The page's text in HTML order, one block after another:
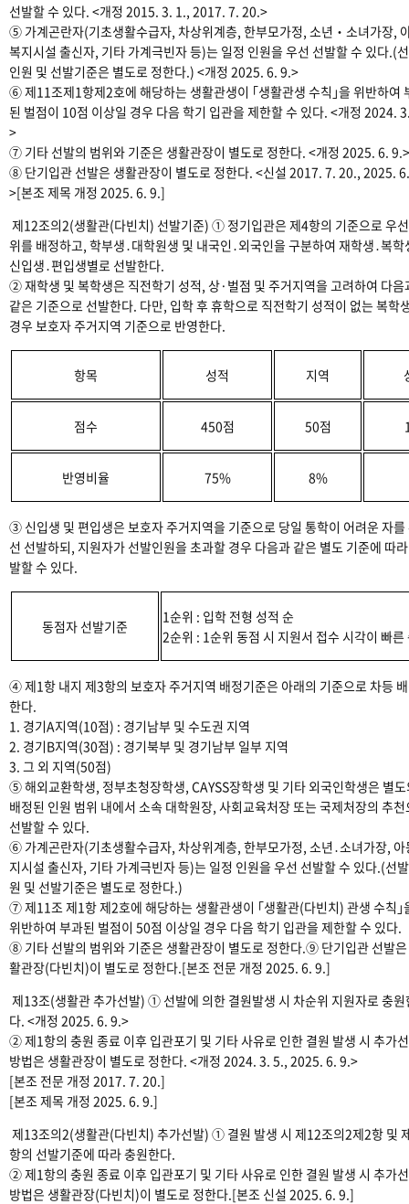
선발할 수 있다. <개정 2015. 3. 1., 2017. 7. 20.>
⑤ 가계곤란자(기초생활수급자, 차상위계층, 한부모가정, 소년‧소녀가장,
복지시설 출신자, 기타 가계극빈자 등)는 일정 인원을 우선 선발할 수 있다.(
인원 및 선발기준은 별도로 정한다.) <개정 2025. 6. 9.>
⑥ 제11조제1항제2호에 해당하는 생활관생이 ｢생활관생 수칙｣을 위반하여
된 벌점이 10점 이상일 경우 다음 학기 입관을 제한할 수 있다. <개정 2024.
>
⑦ 기타 선발의 범위와 기준은 생활관장이 별도로 정한다. <개정 2025. 6. 9.>
⑧ 단기입관 선발은 생활관장이 별도로 정한다. <신설 2017. 7. 20., 2025.
>[본조 제목 개정 2025. 6. 9.]
제12조의2(생활관(다빈치) 선발기준) ① 정기입관은 제4항의 기준으로 우
위를 배정하고, 학부생․대학원생 및 내국인․외국인을 구분하여 재학생․복학
신입생․편입생별로 선발한다.
② 재학생 및 복학생은 직전학기 성적, 상·벌점 및 주거지역을 고려하여 다음
같은 기준으로 선발한다. 다만, 입학 후 휴학으로 직전학기 성적이 없는 복학
경우 보호자 주거지역 기준으로 반영한다.
항목 성적 지역
점수 450점 50점
반영비율 75% 8%
③ 신입생 및 편입생은 보호자 주거지역을 기준으로 당일 통학이 어려운 자를
선 선발하되, 지원자가 선발인원을 초과할 경우 다음과 같은 별도 기준에 따
발할 수 있다.
동점자 선발기준
1순위 : 입학 전형 성적 순
2순위 : 1순위 동점 시 지원서 접수 시각이 빠른
④ 제1항 내지 제3항의 보호자 주거지역 배정기준은 아래의 기준으로 차등
한다.
1. 경기A지역(10점) : 경기남부 및 수도권 지역
2. 경기B지역(30점) : 경기북부 및 경기남부 일부 지역
3. 그 외 지역(50점)
⑤ 해외교환학생, 정부초청장학생, CAYSS장학생 및 기타 외국인학생은 별
배정된 인원 범위 내에서 소속 대학원장, 사회교육처장 또는 국제처장의 추천
선발할 수 있다.
⑥ 가계곤란자(기초생활수급자, 차상위계층, 한부모가정, 소년․소녀가장, 아
지시설 출신자, 기타 가계극빈자 등)는 일정 인원을 우선 선발할 수 있다.(선
원 및 선발기준은 별도로 정한다.)
⑦ 제11조 제1항 제2호에 해당하는 생활관생이 ｢생활관(다빈치) 관생 수칙｣
위반하여 부과된 벌점이 50점 이상일 경우 다음 학기 입관을 제한할 수 있다.
⑧ 기타 선발의 범위와 기준은 생활관장이 별도로 정한다.⑨ 단기입관 선발
활관장(다빈치)이 별도로 정한다.[본조 전문 개정 2025. 6. 9.]
제13조(생활관 추가선발) ① 선발에 의한 결원발생 시 차순위 지원자로 충원
다. <개정 2025. 6. 9.>
② 제1항의 충원 종료 이후 입관포기 및 기타 사유로 인한 결원 발생 시 추가
방법은 생활관장이 별도로 정한다. <개정 2024. 3. 5., 2025. 6. 9.>
[본조 전문 개정 2017. 7. 20.]
[본조 제목 개정 2025. 6. 9.]
제13조의2(생활관(다빈치) 추가선발) ① 결원 발생 시 제12조의2제2항 및
항의 선발기준에 따라 충원한다.
② 제1항의 충원 종료 이후 입관포기 및 기타 사유로 인한 결원 발생 시 추가
방법은 생활관장(다빈치)이 별도로 정한다.[본조 신설 2025. 6. 9.]